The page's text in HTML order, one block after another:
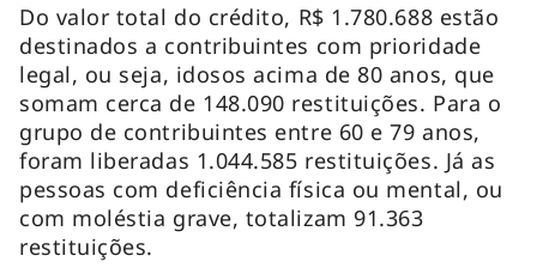
Do valor total do crédito, R$ 1.780.688 estão
destinados a contribuintes com prioridade
legal, ou seja, idosos acima de 80 anos, que
somam cerca de 148.090 restituições. Para o
grupo de contribuintes entre 60 e 79 anos,
foram liberadas 1.044.585 restituições. Já as
pessoas com deficiência física ou mental, ou
com moléstia grave, totalizam 91.363
restituições.